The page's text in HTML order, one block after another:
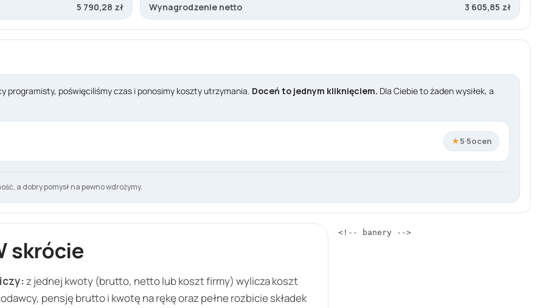
5 790,28 zł Wynagrodzenie netto 3 605,85 zł
programisty, poświęciliśmy czas i ponosimy koszty utrzymania. Doceń to jednym kliknięciem. Dla Ciebie to żaden wysiłek, a
★5·5ocen
a dobry pomysł na pewno wdrożymy.
skrócie
z jednej kwoty (brutto, netto lub koszt firmy) wylicza koszt
pensję brutto i kwotę na rękę oraz pełne rozbicie składek
<!-- banery -->